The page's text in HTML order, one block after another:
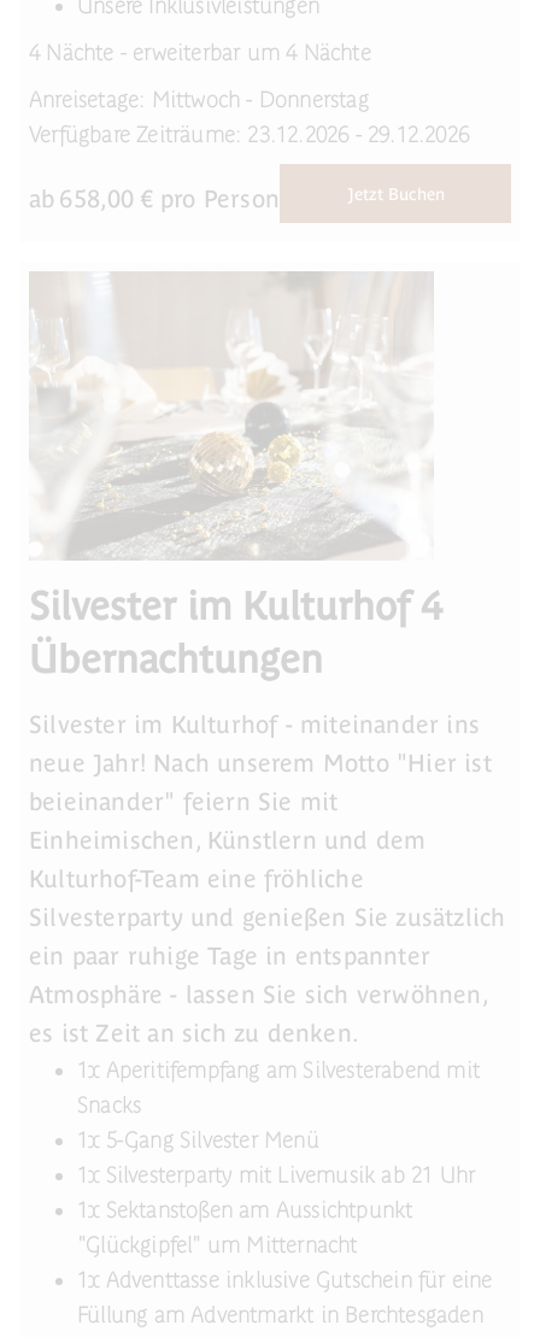
Unsere Inklusivleistungen
4 Nächte - erweiterbar um 4 Nächte
Anreisetage: Mittwoch - Donnerstag
Verfügbare Zeiträume: 23.12.2026 - 29.12.2026
ab 658,00 € pro Person Jetzt Buchen
Silvester im Kulturhof 4
Übernachtungen
Silvester im Kulturhof - miteinander ins
neue Jahr! Nach unserem Motto "Hier ist
beieinander" feiern Sie mit
Einheimischen, Künstlern und dem
Kulturhof-Team eine fröhliche
Silvesterparty und genießen Sie zusätzlich
ein paar ruhige Tage in entspannter
Atmosphäre - lassen Sie sich verwöhnen,
es ist Zeit an sich zu denken.
1x Aperitifempfang am Silvesterabend mit
Snacks
1x 5-Gang Silvester Menü
1x Silvesterparty mit Livemusik ab 21 Uhr
1x Sektanstoßen am Aussichtpunkt
"Glückgipfel" um Mitternacht
1x Adventtasse inklusive Gutschein für eine
Füllung am Adventmarkt in Berchtesgaden